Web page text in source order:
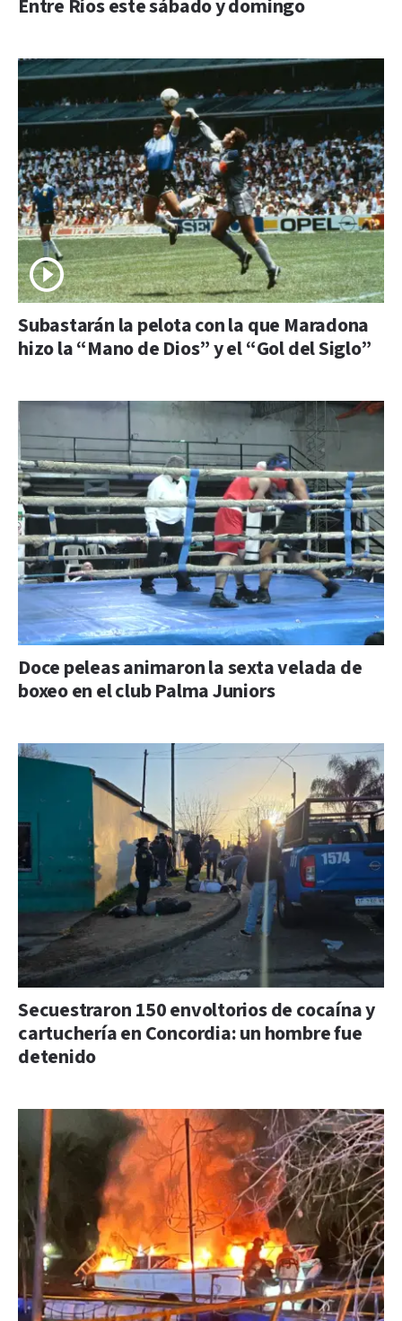
Entre Ríos este sábado y domingo
Subastarán la pelota con la que Maradona
hizo la “Mano de Dios” y el “Gol del Siglo”
Doce peleas animaron la sexta velada de
boxeo en el club Palma Juniors
Secuestraron 150 envoltorios de cocaína y
cartuchería en Concordia: un hombre fue
detenido